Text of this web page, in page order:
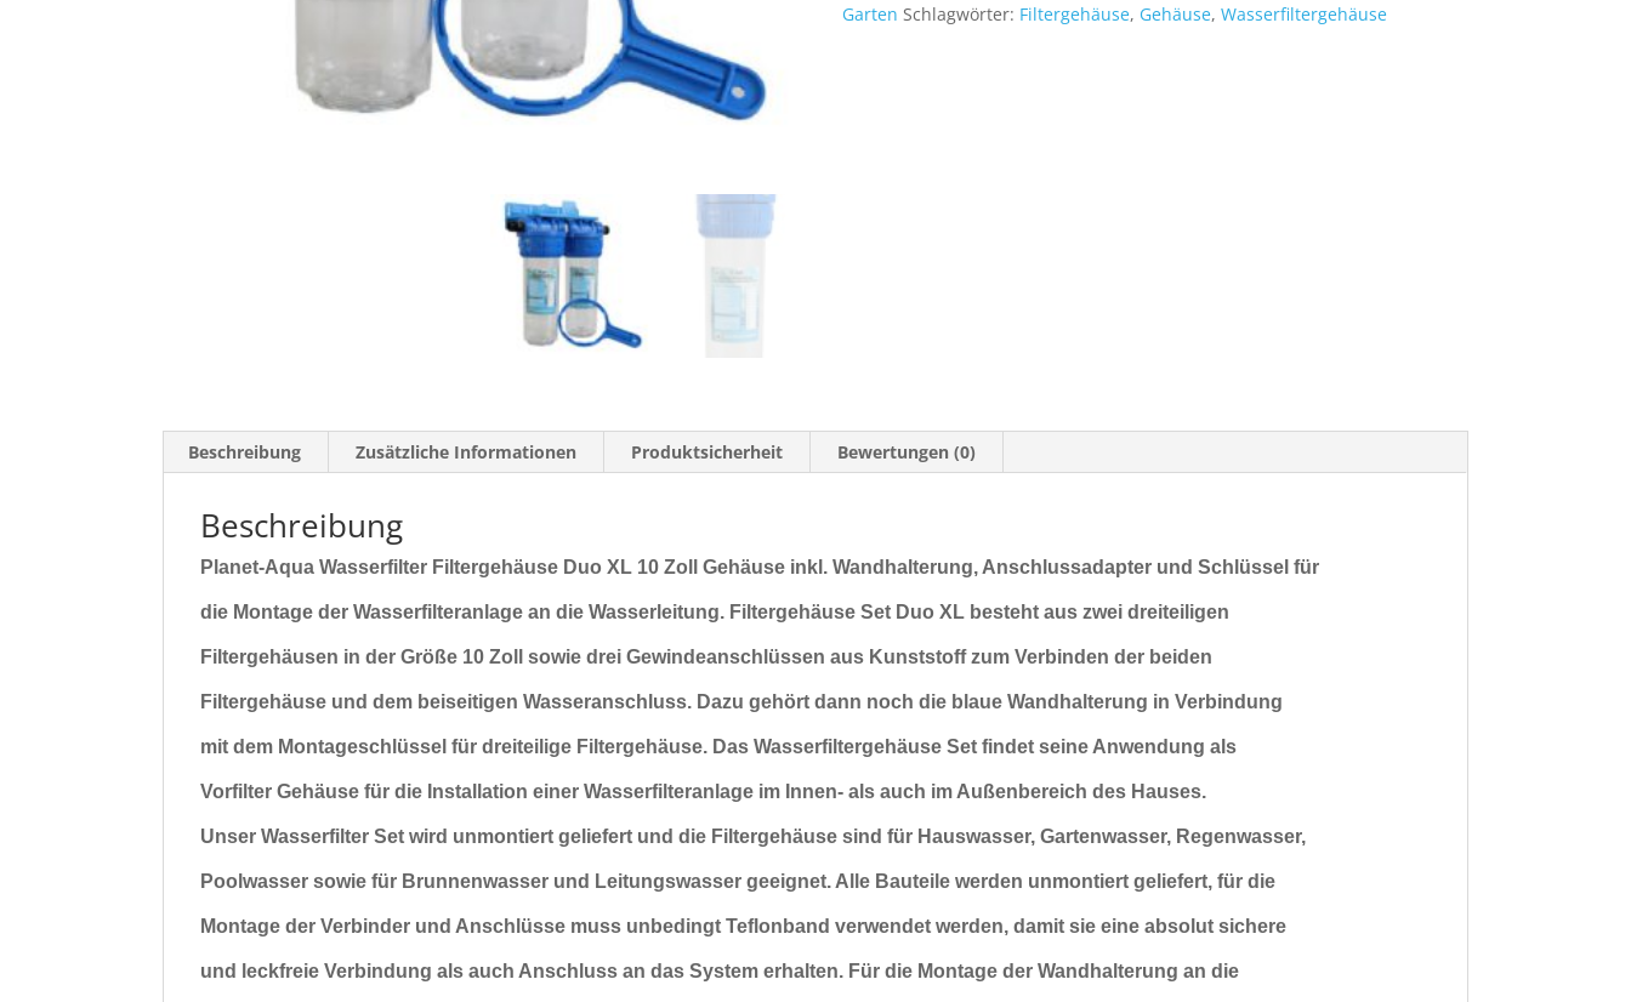
Garten Schlagwörter: Filtergehäuse, Gehäuse, Wasserfiltergehäuse
Beschreibung Zusätzliche Informationen Produktsicherheit Bewertungen (0)
Beschreibung
Planet-Aqua Wasserfilter Filtergehäuse Duo XL 10 Zoll Gehäuse inkl. Wandhalterung, Anschlussadapter und Schlüssel für
die Montage der Wasserfilteranlage an die Wasserleitung. Filtergehäuse Set Duo XL besteht aus zwei dreiteiligen
Filtergehäusen in der Größe 10 Zoll sowie drei Gewindeanschlüssen aus Kunststoff zum Verbinden der beiden
Filtergehäuse und dem beiseitigen Wasseranschluss. Dazu gehört dann noch die blaue Wandhalterung in Verbindung
mit dem Montageschlüssel für dreiteilige Filtergehäuse. Das Wasserfiltergehäuse Set findet seine Anwendung als
Vorfilter Gehäuse für die Installationeiner Wasserfilteranlage im Innen- als auch im Außenbereich des Hauses.
Unser Wasserfilter Set wird unmontiert geliefert unddie Filtergehäuse sind für Hauswasser,Gartenwasser, Regenwasser,
Poolwasser sowie für Brunnenwasser und Leitungswasser geeignet. Alle Bauteile werden unmontiert geliefert, für die
Montage der Verbinder und Anschlüsse muss unbedingtTeflonbandverwendetwerden, damit sie eine absolut sichere
und leckfreie Verbindung als auch Anschluss an das Systemerhalten. Für die Montage der Wandhalterung an die